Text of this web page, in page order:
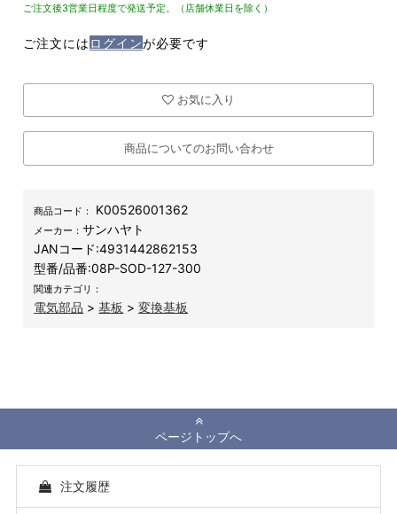
ご注文後3営業日程度で発送予定。（店舗休業日を除く）
ご注文には ログインが必要です
お気に入り
商品についてのお問い合わせ
商品コード： K00526001362
メーカー：サンハヤト
JANコード:4931442862153
型番/品番:08P-SOD-127-300
関連カテゴリ：
電気部品 >基板 >変換基板
ページトップへ
注文履歴